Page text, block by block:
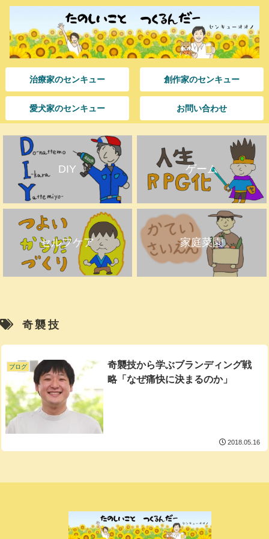
治療家のセンキュー 創作家のセンキュー
愛犬家のセンキュー お問い合わせ
DIY ゲーム
セルフケア 家庭菜園
奇襲技
ブログ
奇襲技から学ぶブランディング戦
略「なぜ痛快に決まるのか」
2018.05.16